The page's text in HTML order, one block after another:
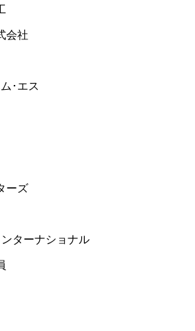
会社
･エス
ーズ
ターナショナル